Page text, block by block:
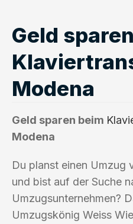
Geld
Modena
Geld sparen beim
Modena
Du planst einen Umzug
und bist auf der Suche
Umzugsunternehmen?
Umzugskönig Weiss